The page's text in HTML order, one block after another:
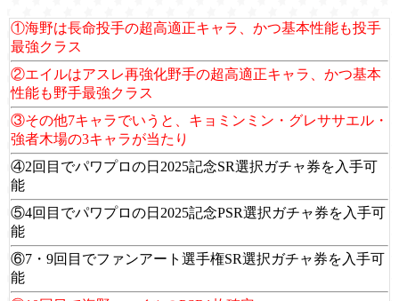
①海野は長命投手の超高適正キャラ、かつ基本性能も投手
最強クラス
②エイルはアスレ再強化野手の超高適正キャラ、かつ基本
性能も野手最強クラス
③その他7キャラでいうと、キョミンミン・グレササエル・
強者木場の3キャラが当たり
④2回目でパワプロの日2025記念SR選択ガチャ券を入手可
能
⑤4回目でパワプロの日2025記念PSR選択ガチャ券を入手可
能
⑥7・9回目でファンアート選手権SR選択ガチャ券を入手可
能